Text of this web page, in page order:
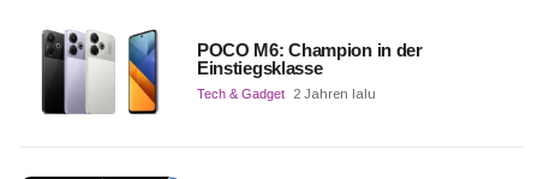
POCO M6: Champion in der
Einstiegsklasse
Tech & Gadget 2 Jahren lalu